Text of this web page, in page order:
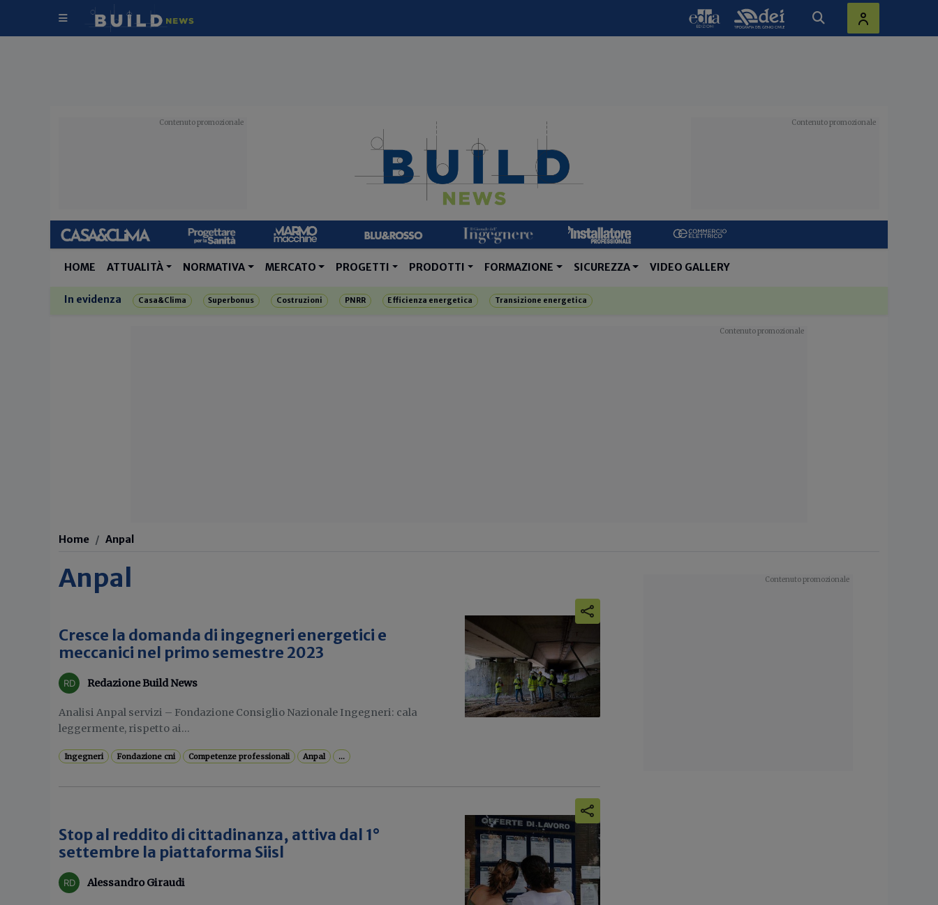
HOME ATTUALITÀ NORMATIVA MERCATO PROGETTI PRODOTTI FORMAZIONE SICUREZZA VIDEO GALLERY
In evidenza Casa&Clima Superbonus Costruzioni PNRR Efficienza energetica Transizione energetica
Home Anpal
Anpal
Cresce la domanda di ingegneri energetici e
meccanici nel primo semestre 2023
Redazione Build News
Analisi Anpal servizi – Fondazione Consiglio Nazionale Ingegneri: cala
leggermente, rispetto ai...
Ingegneri Fondazione cni Competenze professionali Anpal ...
Stop al reddito di cittadinanza, attiva dal 1°
settembre la piattaforma Siisl
Alessandro Giraudi